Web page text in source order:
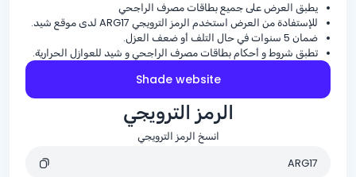
يطبق العرض على جميع بطاقات مصرف الراجحي
للإستفادة من العرض استخدم الرمز الترويجي ARG17 لدى موقع شيد.
ضمان 5 سنوات في حال التلف أو ضعف العزل.
تطبق شروط و أحكام بطاقات مصرف الراجحي و شيد للعوازل الحرارية.
Shade website
الرمز الترويجي
انسخ الرمز الترويجي
ARG17